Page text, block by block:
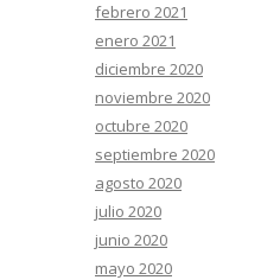
febrero 2021
enero 2021
diciembre 2020
noviembre 2020
octubre 2020
septiembre 2020
agosto 2020
julio 2020
junio 2020
mayo 2020